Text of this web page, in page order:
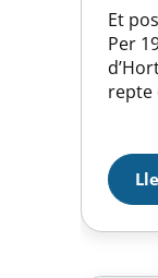
Et
Per
repte
que